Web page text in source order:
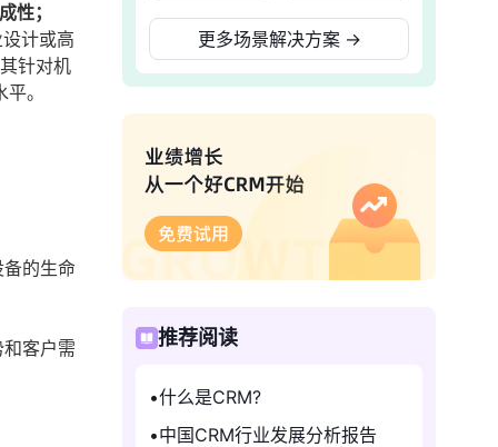
性；
计或高
针对机
。
的生命
客户需
更多场景解决方案 →
推荐阅读
什么是CRM?
中国CRM行业发展分析报告